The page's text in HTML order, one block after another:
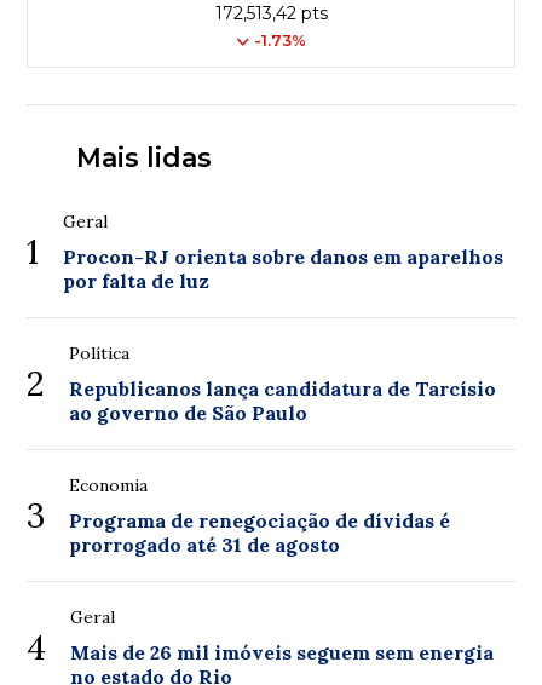
172,513,42 pts
-1.73%
Mais lidas
1
Geral
Procon-RJ orienta sobre danos em aparelhos
por falta de luz
2
Política
Republicanos lança candidatura de Tarcísio
ao governo de São Paulo
3
Economia
Programa de renegociação de dívidas é
prorrogado até 31 de agosto
4
Geral
Mais de 26 mil imóveis seguem sem energia
no estado do Rio